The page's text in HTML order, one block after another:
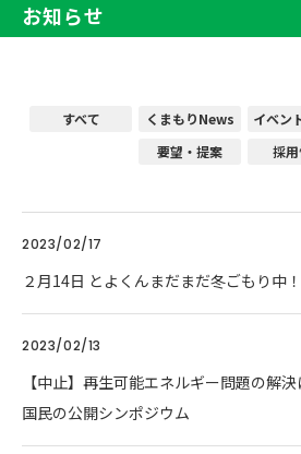
お知らせ
すべて くまもりNews イベン
要望・提案
採
2023/02/17
２月14日 とよくんまだまだ冬ごもり中！
2023/02/13
【中止】再生可能エネルギー問題の解
国民の公開シンポジウム